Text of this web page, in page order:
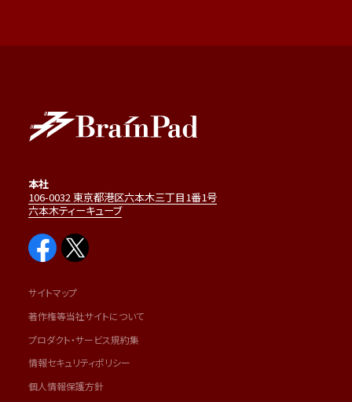
本社
106-0032 東京都港区六本木三丁目1番1号
六本木ティーキューブ
サイトマップ
著作権等当社サイトについて
プロダクト・サービス規約集
情報セキュリティポリシー
個人情報保護方針